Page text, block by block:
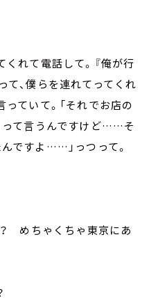
くれて電話して。『俺が行
て、僕らを連れてってくれ
っていて。「それでお店の
って言うんですけど……そ
ですよ……」っつって。
？ めちゃくちゃ東京にあ